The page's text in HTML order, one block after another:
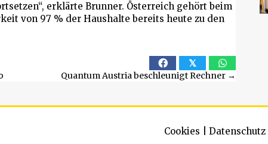
erklärte Brunner. Österreich gehört beim
von 97 % der Haushalte bereits heute zu den
𝕏
Quantum Austria beschleunigt Rechner →
Cookies Datenschutz